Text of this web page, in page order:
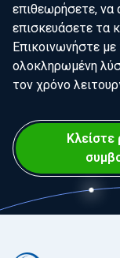
επιθεωρήσετε, να
επισκευάσετε τα
Επικοινωνήστε με
ολοκληρωμένη
τον χρόνο
Κλείστε